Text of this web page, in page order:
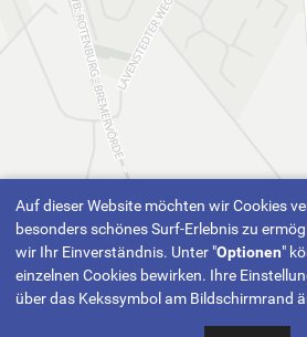
Auf dieser Website möchten wir Cookies
besonders schönes Surf-Erlebnis zu
wir Ihr Einverständnis. Unter "Optionen"
einzelnen Cookies bewirken. Ihre
über das Kekssymbol am Bildschirmrand